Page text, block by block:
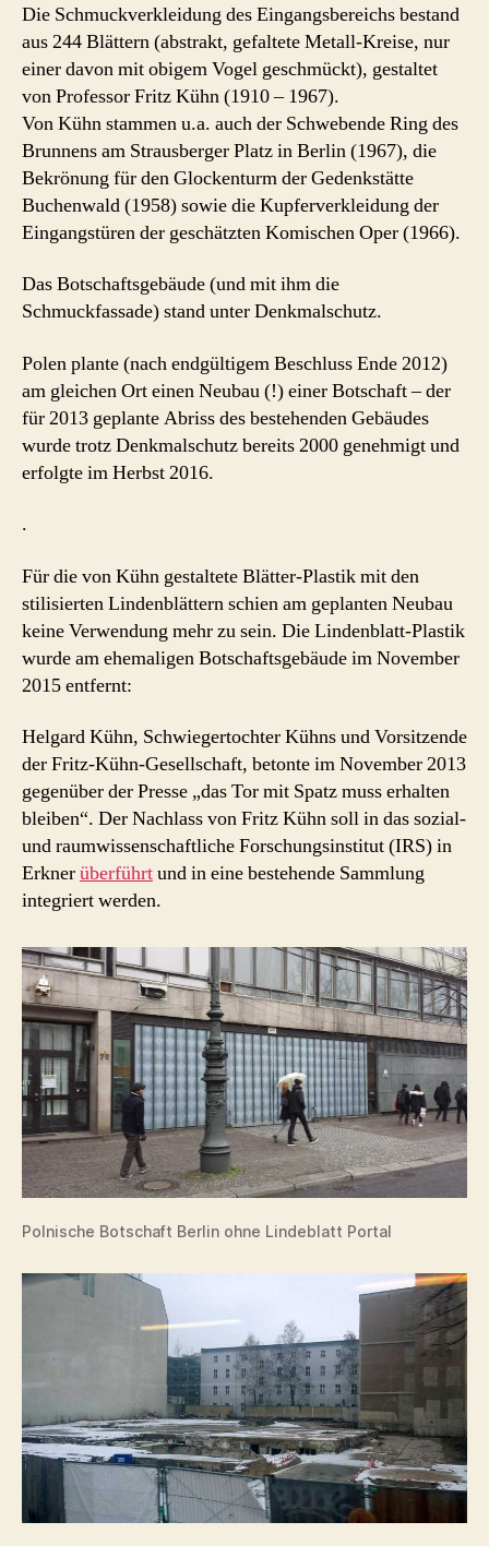
Die Schmuckverkleidung des Eingangsbereichs bestand
aus 244 Blättern (abstrakt, gefaltete Metall-Kreise, nur
einer davon mit obigem Vogel geschmückt), gestaltet
von Professor Fritz Kühn (1910 – 1967).
Von Kühn stammen u.a. auch der Schwebende Ring des
Brunnens am Strausberger Platz in Berlin (1967), die
Bekrönung für den Glockenturm der Gedenkstätte
Buchenwald (1958) sowie die Kupferverkleidung der
Eingangstüren der geschätzten Komischen Oper (1966).
Das Botschaftsgebäude (und mit ihm die
Schmuckfassade) stand unter Denkmalschutz.
Polen plante (nach endgültigem Beschluss Ende 2012)
am gleichen Ort einen Neubau (!) einer Botschaft – der
für 2013 geplante Abriss des bestehenden Gebäudes
wurde trotz Denkmalschutz bereits 2000 genehmigt und
erfolgte im Herbst 2016.
.
Für die von Kühn gestaltete Blätter-Plastik mit den
stilisierten Lindenblättern schien am geplanten Neubau
keine Verwendung mehr zu sein. Die Lindenblatt-Plastik
wurde am ehemaligen Botschaftsgebäude im November
2015 entfernt:
Helgard Kühn, Schwiegertochter Kühns und Vorsitzende
der Fritz-Kühn-Gesellschaft, betonte im November 2013
gegenüber der Presse „das Tor mit Spatz muss erhalten
bleiben“. Der Nachlass von Fritz Kühn soll in das sozial-
und raumwissenschaftliche Forschungsinstitut (IRS) in
Erknerüberführtund in eine bestehende Sammlung
integriert werden.
Polnische Botschaft Berlin ohne Lindeblatt Portal